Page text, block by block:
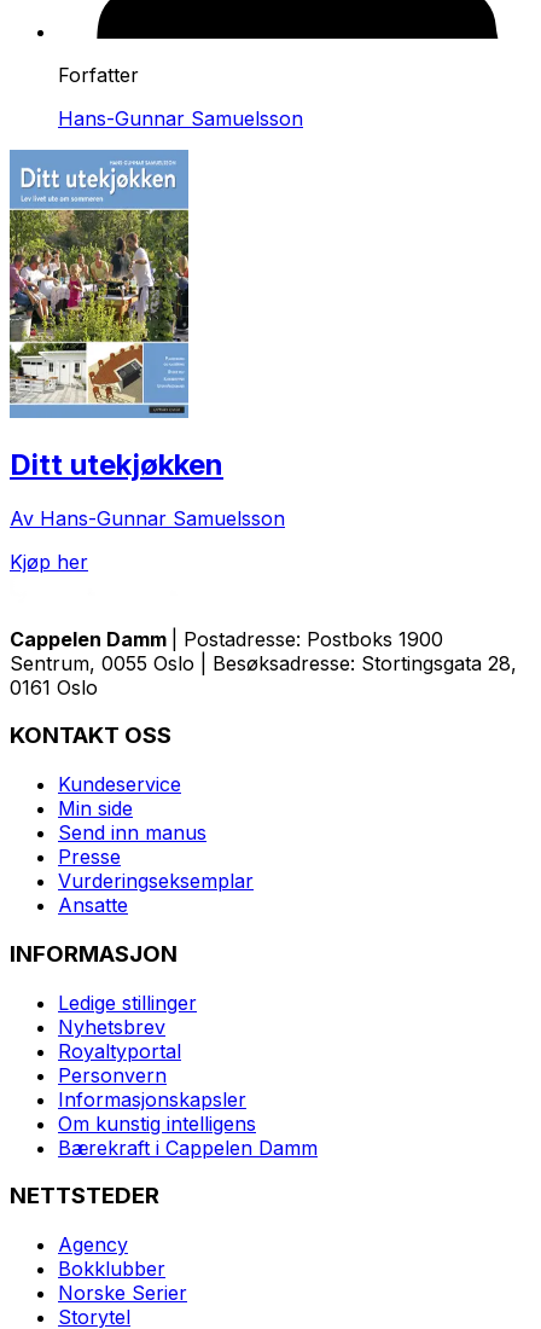
Forfatter
Hans-Gunnar Samuelsson
Ditt utekjøkken
Av Hans-Gunnar Samuelsson
Kjøp her
Cappelen Damm
| Postadresse: Postboks 1900
Sentrum, 0055 Oslo | Besøksadresse: Stortingsgata 28,
0161 Oslo
KONTAKT OSS
Kundeservice
Min side
Send inn manus
Presse
Vurderingseksemplar
Ansatte
INFORMASJON
Ledige stillinger
Nyhetsbrev
Royaltyportal
Personvern
Informasjonskapsler
Om kunstig intelligens
Bærekraft i Cappelen Damm
NETTSTEDER
Agency
Bokklubber
Norske Serier
Storytel